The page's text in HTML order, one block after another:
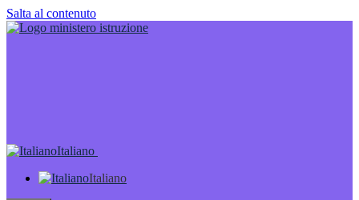
Salta al contenuto
Italiano
Italiano